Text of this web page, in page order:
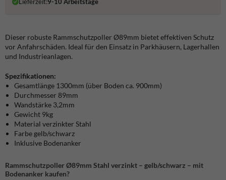
Lieferzeit:9-10 Arbeitstage
Dieser robuste Rammschutzpoller Ø89mm bietet effektiven Schutz
vor Anfahrschäden. Ideal für den Einsatz in Parkhäusern, Lagerhallen
und Industrieanlagen.
Spezifikationen:
Gesamtlänge 1300mm (über Boden ca. 900mm)
Durchmesser 89mm
Wandstärke 3,2mm
Gewicht 9kg
Material verzinkter Stahl
Farbe gelb/schwarz
Inklusive Bodenanker
Rammschutzpoller Ø89mm Stahl verzinkt – gelb/schwarz – mit
Bodenanker kaufen?